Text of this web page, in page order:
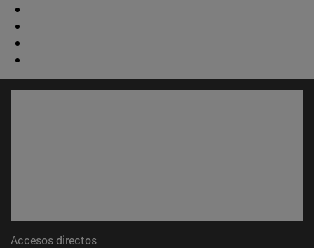
Accesos directos